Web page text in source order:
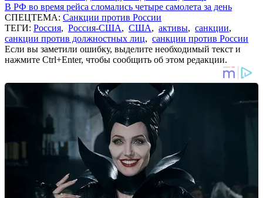
В РФ во время рейса сломались четыре самолета за день
СПЕЦТЕМА: Санкции против России
ТЕГИ: Россия, Россия-США, США, активы, санкции,
санкции против должностных лиц, санкции против России
Если вы заметили ошибку, выделите необходимый текст и
нажмите Ctrl+Enter, чтобы сообщить об этом редакции.